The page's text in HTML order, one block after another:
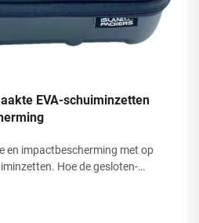
EVA-schuiminzetten
en impactbescherming met op
Hoe de gesloten-
van schokken vanwege